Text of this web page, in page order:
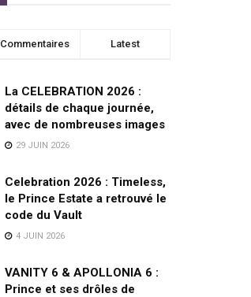
Commentaires Latest
La CELEBRATION 2026 :
détails de chaque journée,
avec de nombreuses images
29 JUIN 2026
Celebration 2026 : Timeless,
le Prince Estate a retrouvé le
code du Vault
4 JUIN 2026
VANITY 6 & APOLLONIA 6 :
Prince et ses drôles de